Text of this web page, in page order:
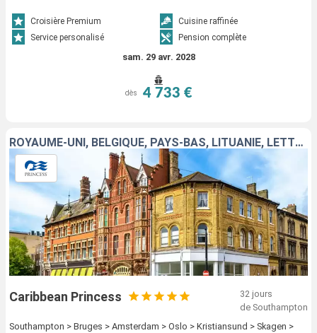
Croisière Premium
Cuisine raffinée
Service personalisé
Pension complète
sam. 29 avr. 2028
dès 4 733 €
ROYAUME-UNI, BELGIQUE, PAYS-BAS, LITUANIE, LETTONIE, FINLANDE, ESTONIE, SUÈDE, ALLEMAGNE, DANEMARK, NORVÈGE, ISLANDE
Caribbean Princess
32 jours
de Southampton
Southampton > Bruges > Amsterdam > Oslo > Kristiansund > Skagen >